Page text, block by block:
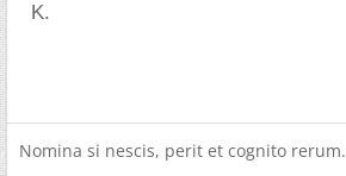
K.
Nomina si nescis, perit et cognito rerum.